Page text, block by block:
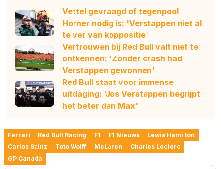
Vettel gevraagd of tegenpool
Horner nodig is: 'Verstappen niet al
te ver van koppositie'
Vertrouwen bij Red Bull valt niet te
ontkennen: 'Zonder crash had
Verstappen gewonnen'
Red Bull staat voor immense
uitdaging: 'Jos Verstappen begrijpt
het beter dan Max'
Ferrari Red Bull Racing F1 F1 Nieuws
Lewis Hamilton
Carlos Sainz
Toto Wolff McLaren
Charles Leclerc
GP Canada